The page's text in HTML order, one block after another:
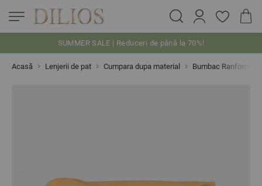
SUMMER SALE | Reduceri de până la 70%!
Acasă Lenjerii de pat Cumpara dupa material Bumbac Ranforce